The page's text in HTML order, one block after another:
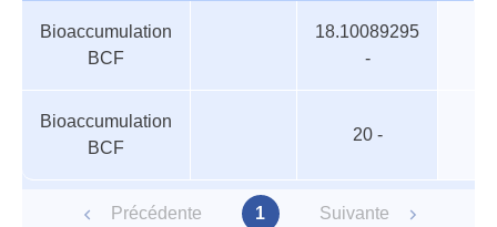
aquatiques
Bioaccumulation
BCF
18.10089295
-
Bioaccumulation
BCF
20 -
Précédente 1 Suivante